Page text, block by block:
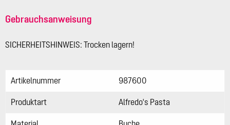
Gebrauchsanweisung
SICHERHEITSHINWEIS: Trocken lagern!
Artikelnummer 987600
Produktart Alfredo's Pasta